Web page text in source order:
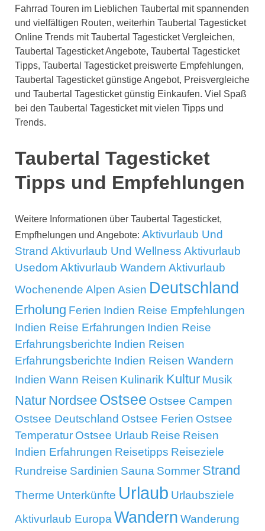
Fahrrad Touren im Lieblichen Taubertal mit spannenden
und vielfältigen Routen, weiterhin Taubertal Tagesticket
Online Trends mit Taubertal Tagesticket Vergleichen,
Taubertal Tagesticket Angebote, Taubertal Tagesticket
Tipps, Taubertal Tagesticket preiswerte Empfehlungen,
Taubertal Tagesticket günstige Angebot, Preisvergleiche
und Taubertal Tagesticket günstig Einkaufen. Viel Spaß
bei den Taubertal Tagesticket mit vielen Tipps und
Trends.
Taubertal Tagesticket
Tipps und Empfehlungen
Weitere Informationen über Taubertal Tagesticket,
Empfhelungen und Angebote: Aktivurlaub Und
Strand Aktivurlaub Und Wellness Aktivurlaub
Usedom Aktivurlaub Wandern Aktivurlaub
Wochenende Alpen Asien Deutschland
Erholung Ferien Indien Reise Empfehlungen
Indien Reise Erfahrungen Indien Reise
Erfahrungsberichte Indien Reisen
Erfahrungsberichte Indien Reisen Wandern
Indien Wann Reisen Kulinarik Kultur Musik
Natur Nordsee Ostsee Ostsee Campen
Ostsee Deutschland Ostsee Ferien Ostsee
Temperatur Ostsee Urlaub Reise Reisen
Indien Erfahrungen Reisetipps Reiseziele
Rundreise Sardinien Sauna Sommer Strand
Therme Unterkünfte Urlaub Urlaubsziele
Aktivurlaub Europa Wandern Wanderung